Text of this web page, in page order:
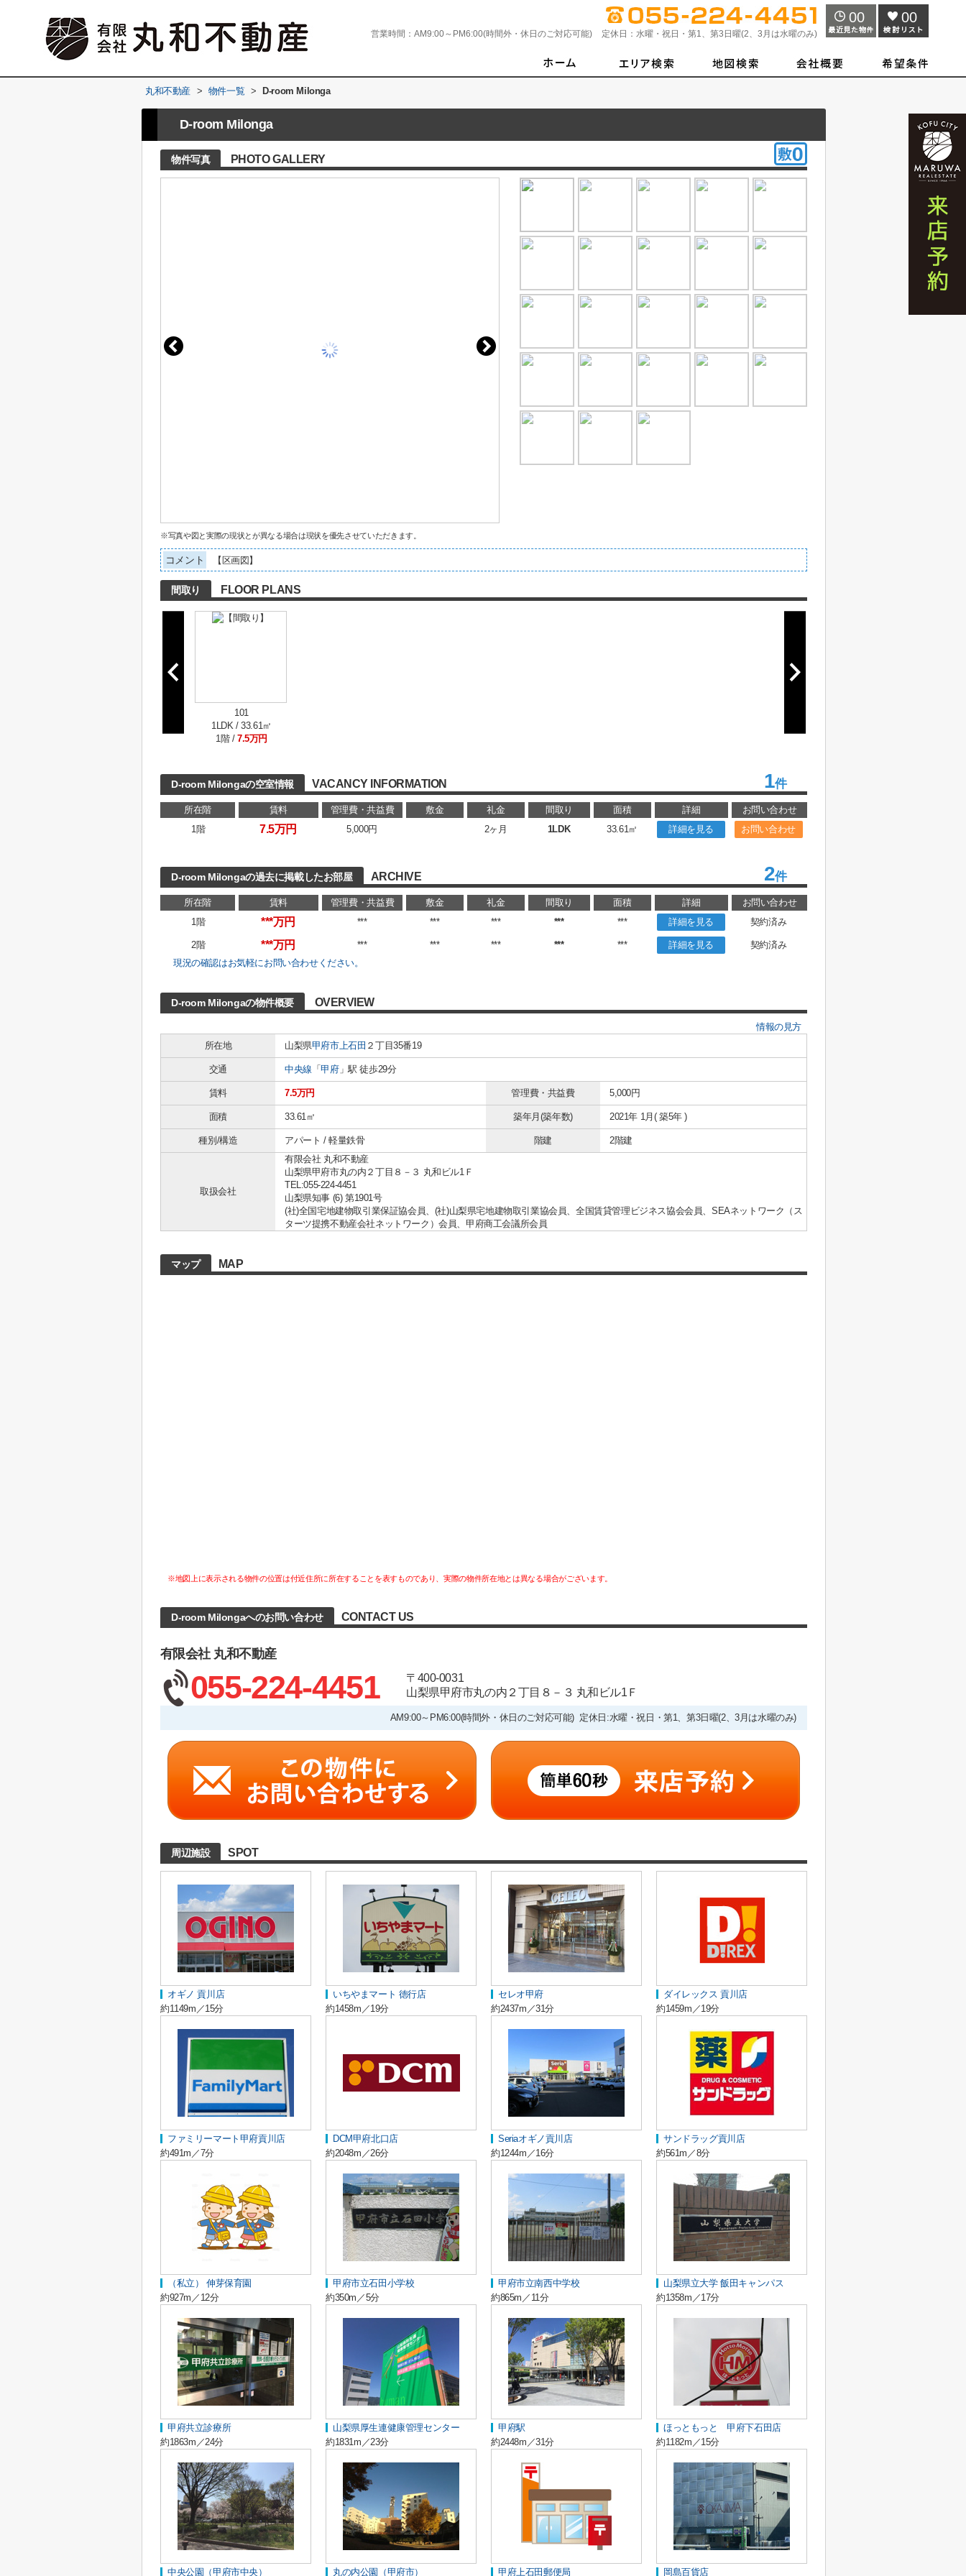
営業時間： AM9:00～PM6:00(時間外・休日のご対応可能) 定休日： 水曜・祝日・第1、第3日曜(2、3月は水曜のみ)
00 00
丸和不動産 > 物件一覧 > D-room Milonga
D-room Milonga
物件写真 PHOTO GALLERY
※写真や図と実際の現状とが異なる場合は現状を優先させていただきます。
コメント 【区画図】
間取り FLOOR PLANS
101
1LDK / 33.61㎡
1階 / 7.5万円
D-room Milongaの空室情報 VACANCY INFORMATION 1件
所在階 賃料 管理費・共益費 敷金 礼金 間取り 面積 詳細
お問い合わせ
1階
7.5万円 5,000円 2ヶ月 1LDK 33.61㎡ 詳細を見る お問い合わせ
D-room Milongaの過去に掲載したお部屋 ARCHIVE 2件
所在階 賃料 管理費・共益費 敷金 礼金 間取り 面積 詳細
お問い合わせ
1階
***万円 *** *** *** *** *** 詳細を見る 契約済み
2階 ***万円 *** *** *** *** *** 詳細を見る
契約済み
現況の確認はお気軽にお問い合わせください。
D-room Milongaの物件概要 OVERVIEW
情報の見方
所在地
山梨県甲府市上石田 ２丁目35番19
交通 中央線 「甲府」駅 徒歩29分
賃料 7.5万円 管理費・共益費 5,000円
面積 33.61㎡ 築年月(築年数) 2021年 1月( 築5年 )
種別/構造 アパート / 軽量鉄骨 階建 2階建
取扱会社
有限会社 丸和不動産
山梨県甲府市丸の内２丁目８－３ 丸和ビル1Ｆ
TEL:055-224-4451
山梨県知事 (6) 第1901号
(社)全国宅地建物取引業保証協会員、(社)山梨県宅地建物取引業協会員、全国賃貸管理ビジネス協会会員、SEAネットワーク（ス
ターツ提携不動産会社ネットワーク）会員、甲府商工会議所会員
マップ MAP
※地図上に表示される物件の位置は付近住所に所在することを表すものであり、実際の物件所在地とは異なる場合がございます。
D-room Milongaへのお問い合わせ CONTACT US
有限会社 丸和不動産
055-224-4451
〒400-0031
山梨県甲府市丸の内２丁目８－３ 丸和ビル1Ｆ
AM9:00～PM6:00(時間外・休日のご対応可能) 定休日:水曜・祝日・第1、第3日曜(2、3月は水曜のみ)
周辺施設 SPOT
オギノ 貢川店
約1149m／15分
いちやまマート 徳行店
約1458m／19分
セレオ甲府
約2437m／31分
ダイレックス 貢川店
約1459m／19分
ファミリーマート甲府貢川店
約491m／7分
DCM甲府北口店
約2048m／26分
Seriaオギノ貢川店
約1244m／16分
サンドラッグ貢川店
約561m／8分
（私立） 伸芽保育園
約927m／12分
甲府市立石田小学校
約350m／5分
甲府市立南西中学校
約865m／11分
山梨県立大学 飯田キャンパス
約1358m／17分
甲府共立診療所
約1863m／24分
山梨県厚生連健康管理センター
約1831m／23分
甲府駅
約2448m／31分
ほっともっと 甲府下石田店
約1182m／15分
中央公園（甲府市中央） 丸の内公園（甲府市） 甲府上石田郵便局 岡島百貨店